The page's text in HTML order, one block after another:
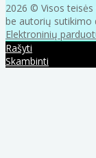
2026 © Visos
be autorių sutikimo
Elektroninių
Rašyti
Skambinti